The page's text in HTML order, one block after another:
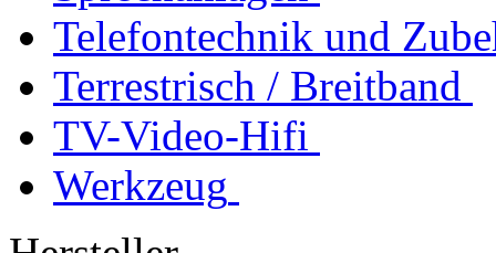
Telefontechnik und
Terrestrisch / Breitband
TV-Video-Hifi
Werkzeug